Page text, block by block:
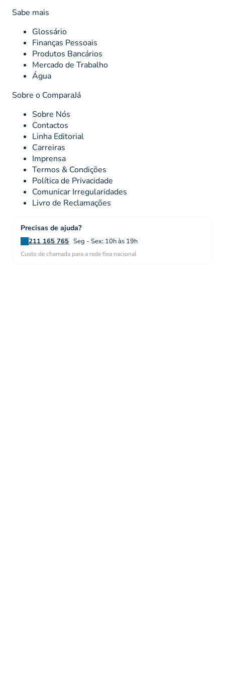
Sabe mais
Glossário
Finanças Pessoais
Produtos Bancários
Mercado de Trabalho
Água
Sobre o ComparaJá
Sobre Nós
Contactos
Linha Editorial
Carreiras
Imprensa
Termos & Condições
Política de Privacidade
Comunicar Irregularidades
Livro de Reclamações
Precisas de ajuda?
211 165 765 Seg - Sex: 10h às 19h
Custo de chamada para a rede fixa nacional